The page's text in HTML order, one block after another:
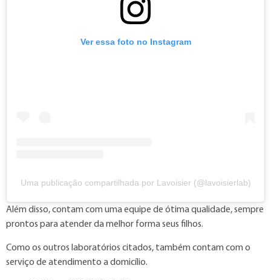
Ver essa foto no Instagram
Uma publicação compartilhada por Lavoisier (@lavoisierlab)
Além disso, contam com uma equipe de ótima qualidade, sempre
prontos para atender da melhor forma seus filhos.
Como os outros laboratórios citados, também contam com o
serviço de atendimento a domicílio.